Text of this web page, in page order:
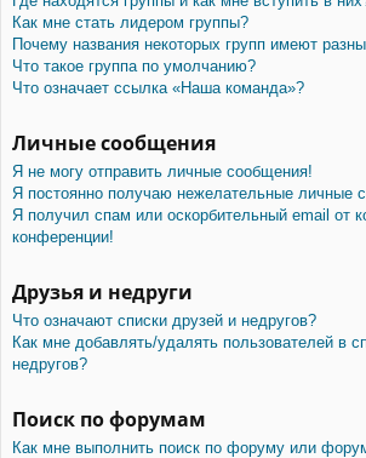
Как мне стать лидером группы?
Почему названия некоторых групп имеют
Что такое группа по умолчанию?
Что означает ссылка «Наша команда»?
Личные сообщения
Я не могу отправить личные сообщения!
Я постоянно получаю нежелательные личные
Я получил спам или оскорбительный email от
конференции!
Друзья и недруги
Что означают списки друзей и недругов?
Как мне добавлять/удалять пользователей в
недругов?
Поиск по форумам
Как мне выполнить поиск по форуму или